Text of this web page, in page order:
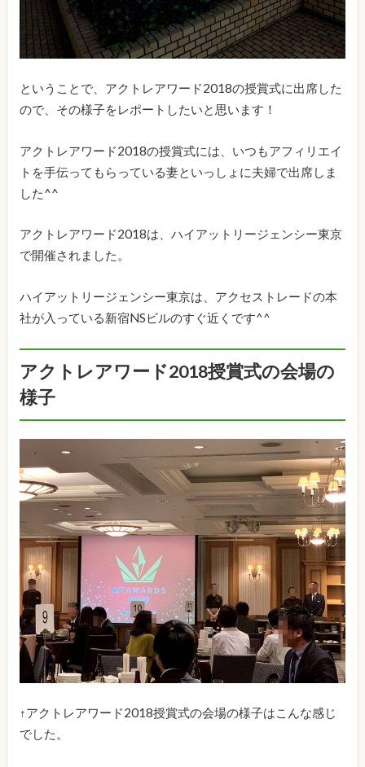
ということで、アクトレアワード2018の授賞式に出席した
ので、その様子をレポートしたいと思います！
アクトレアワード2018の授賞式には、いつもアフィリエイ
トを手伝ってもらっている妻といっしょに夫婦で出席しま
した^^
アクトレアワード2018は、ハイアットリージェンシー東京
で開催されました。
ハイアットリージェンシー東京は、アクセストレードの本
社が入っている新宿NSビルのすぐ近くです^^
アクトレアワード2018授賞式の会場の
様子
↑アクトレアワード2018授賞式の会場の様子はこんな感じ
でした。